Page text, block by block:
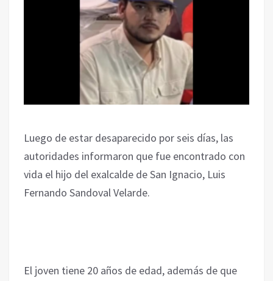
Luego de estar desaparecido por seis días, las
autoridades informaron que fue encontrado con
vida el hijo del exalcalde de San Ignacio, Luis
Fernando Sandoval Velarde.
El joven tiene 20 años de edad, además de que